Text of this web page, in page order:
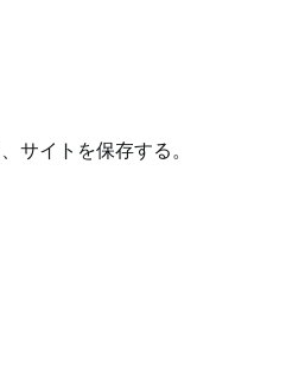
サイトを保存する。